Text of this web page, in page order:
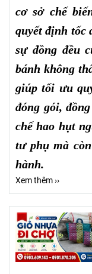
cơ sở chế
quyết định tốc
sự đồng đều
bánh không
giúp tối ưu
đóng gói,
chế hao hụt
tư phụ mà
hành.
Xem thêm ››